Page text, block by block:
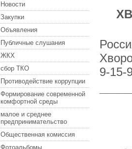
Новости
Закупки
Объявления
Публичные слушания
ЖКХ
сбор ТКО
Противодействие коррупции
Формирование современной
комфортной среды
малое и среднее
предпринимательство
Общественная комиссия
Фотоальбомы
9-15-